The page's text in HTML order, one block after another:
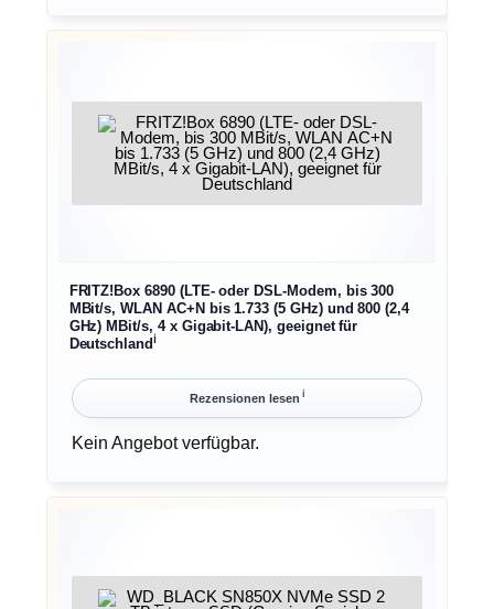
FRITZ!Box 6890 (LTE- oder DSL-Modem, bis 300
MBit/s, WLAN AC+N bis 1.733 (5 GHz) und 800 (2,4
GHz) MBit/s, 4 x Gigabit-LAN), geeignet für
Deutschlandℹ︎
Rezensionen lesen ℹ︎
Kein Angebot verfügbar.